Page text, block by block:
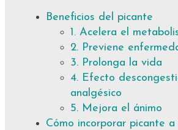
Beneficios del picante
1. Acelera el
2. Previene
3. Prolonga la vida
4. Efecto
analgésico
5. Mejora el ánimo
Cómo incorporar picante